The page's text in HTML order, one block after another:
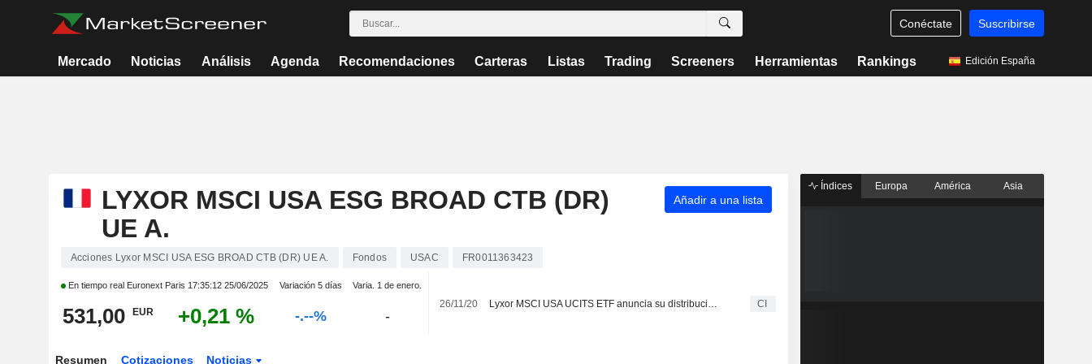
Conéctate Suscribirse
Mercado Noticias Análisis Agenda Recomendaciones Carteras Listas Trading Screeners Herramientas Rankings Edición España
LYXOR MSCI USA ESG BROAD CTB (DR)
UE A.
Añadir a una lista
Acciones Lyxor MSCI USA ESG BROAD CTB (DR) UE A. Fondos USAC FR0011363423
En tiempo real Euronext Paris 17:35:12 25/06/2025 Variación 5 días Varia. 1 de enero.
531,00 EUR +0,21 % -.--% -
26/11/20 CI
Resumen Cotizaciones Noticias
Índices Europa América Asia